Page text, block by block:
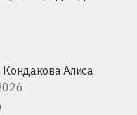
Кондакова Алиса